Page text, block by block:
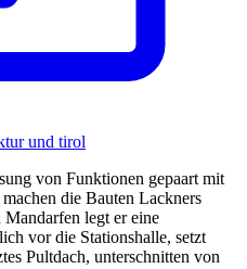
und tirol
von Funktionen gepaart mit
die Bauten Lackners
legt er eine
vor die Stationshalle, setzt
Pultdach, unterschnitten von